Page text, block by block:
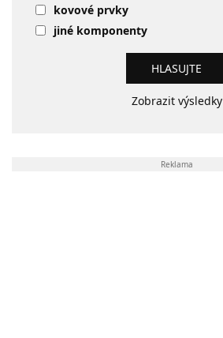
kovové prvky
jiné komponenty
Zobrazit výsledky
Reklama